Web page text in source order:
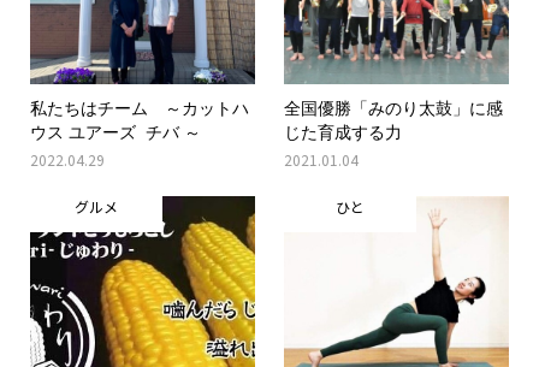
私たちはチーム ～カットハ
ウス ユアーズ チバ ～
2022.04.29
全国優勝「みのり太鼓」に感
じた育成する力
2021.01.04
グルメ ひと